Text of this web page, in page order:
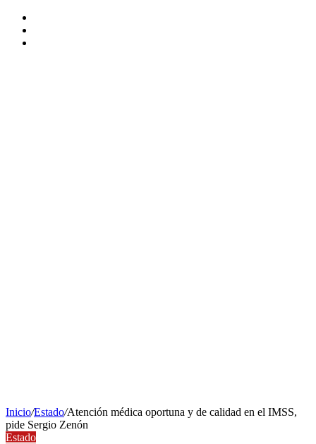
Inicio/Estado/Atención médica oportuna y de calidad en el IMSS,
pide Sergio Zenón
Estado